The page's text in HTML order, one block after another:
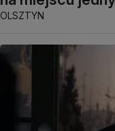
OLSZTYN